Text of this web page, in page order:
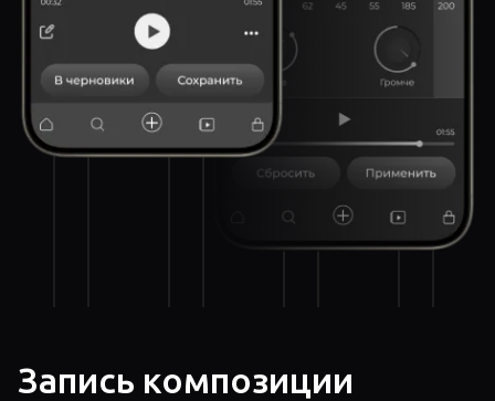
Запись композиции